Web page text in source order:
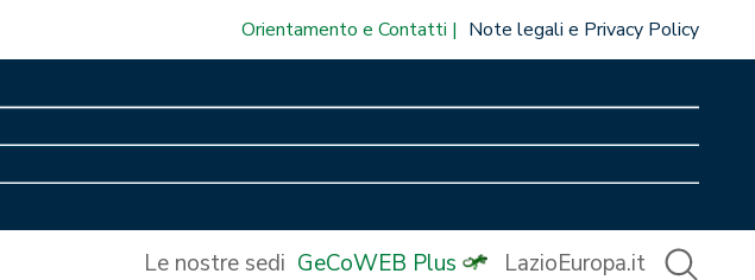
Orientamento e Contatti Note legali e Privacy Policy
Le nostre sedi GeCoWEB Plus LazioEuropa.it